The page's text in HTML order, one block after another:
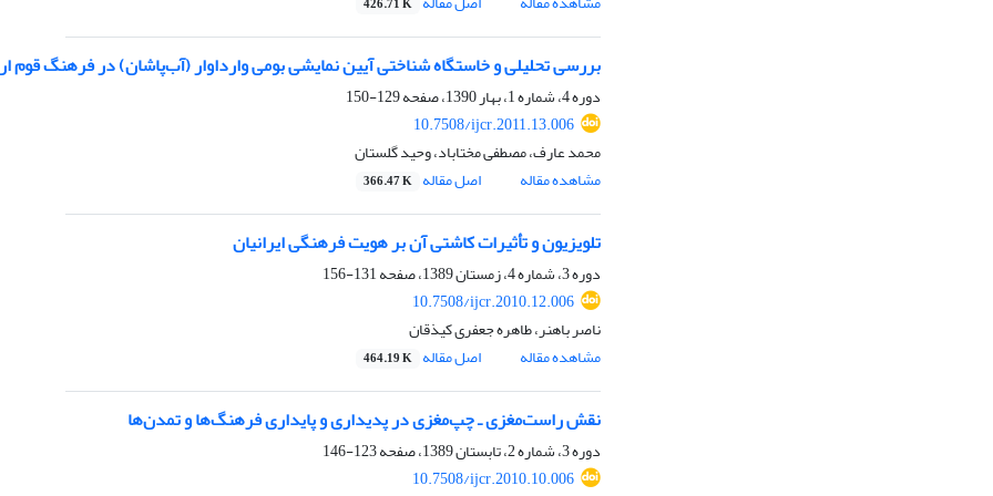
426.71 K
بررسی تحلیلی و خاستگاه شناختی آیین نمایشی بومی وارداوار (آب‌پاشان) در فرهنگ قوم
دوره 4، شماره 1، بهار 1390، صفحه
129-150
10.7508/ijcr.2011.13.006
محمد عارف، مصطفی مختاباد، وحید گلستان
مشاهده مقاله
اصل مقاله 366.47 K
تلویزیون و تأثیرات کاشتی آن بر هویت فرهنگی ایرانیان
دوره 3، شماره 4، زمستان 1389، صفحه
131-156
10.7508/ijcr.2010.12.006
ناصر باهنر، طاهره جعفری کیذقان
مشاهده مقاله
اصل مقاله 464.19 K
نقش راست‌مغزی ـ چپ‌مغزی در پدیداری و پایداری فرهنگ‌ها و تمدن‌ها
دوره 3، شماره 2، تابستان 1389، صفحه
123-146
10.7508/ijcr.2010.10.006